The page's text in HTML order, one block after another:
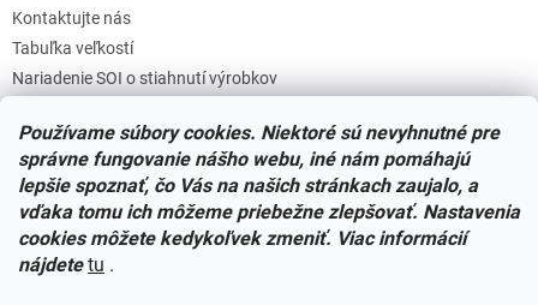
Používame súbory cookies. Niektoré sú nevyhnutné pre
správne fungovanie nášho webu, iné nám pomáhajú
lepšie spoznať, čo Vás na našich stránkach zaujalo, a
vďaka tomu ich môžeme priebežne zlepšovať. Nastavenia
cookies môžete kedykoľvek zmeniť. Viac informácií
nájdete tu .
Kontaktujte nás
Tabuľka veľkostí
Nariadenie SOI o stiahnutí výrobkov
Zásady súborov COOKIES
Facebook